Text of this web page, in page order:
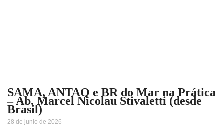
SAMA, ANTAQ e BR do Mar na Prática
– Ab. Marcel Nicolau Stivaletti (desde
Brasil)
28 de junio de 2026